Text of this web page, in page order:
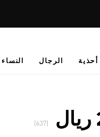
أحذية الرجال النساء
(637)